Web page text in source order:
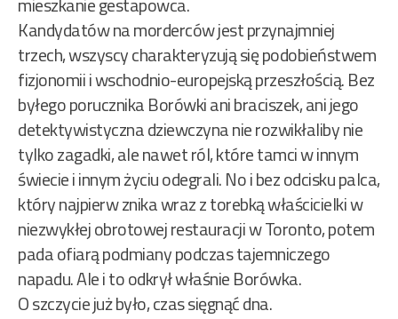
Kandydatów na morderców jest przynajmniej
trzech, wszyscy charakteryzują się podobieństwem
fizjonomii i wschodnio-europejską przeszłością. Bez
byłego porucznika Borówki ani braciszek, ani jego
detektywistyczna dziewczyna nie rozwikłaliby nie
tylko zagadki, ale nawet ról, które tamci w innym
świecie i innym życiu odegrali. No i bez odcisku palca,
który najpierw znika wraz z torebką właścicielki w
niezwykłej obrotowej restauracji w Toronto, potem
pada ofiarą podmiany podczas tajemniczego
napadu. Ale i to odkrył właśnie Borówka.
O szczycie już było, czas sięgnąć dna.